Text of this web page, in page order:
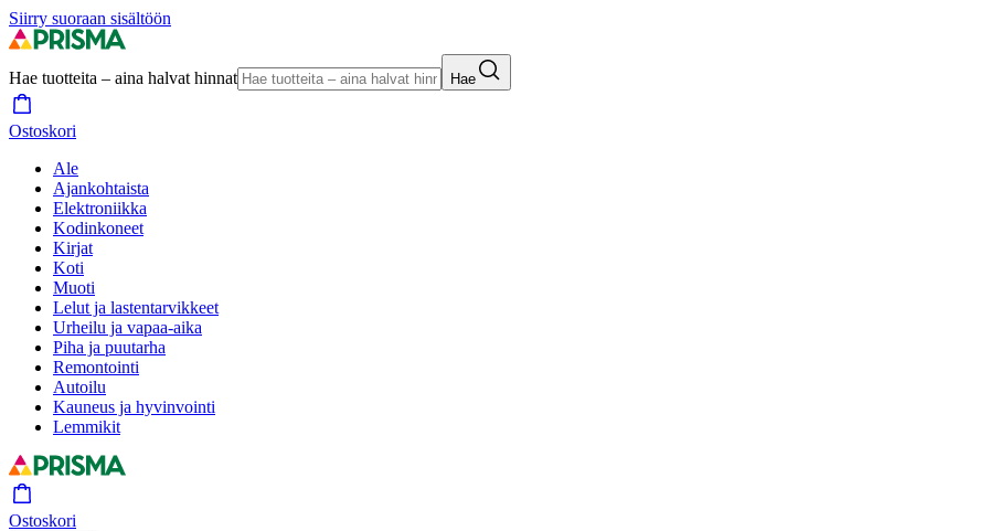
Siirry suoraan sisältöön
Hae tuotteita – aina halvat hinnat Hae
Ostoskori
Ale
Ajankohtaista
Elektroniikka
Kodinkoneet
Kirjat
Koti
Muoti
Lelut ja lastentarvikkeet
Urheilu ja vapaa-aika
Piha ja puutarha
Remontointi
Autoilu
Kauneus ja hyvinvointi
Lemmikit
Ostoskori